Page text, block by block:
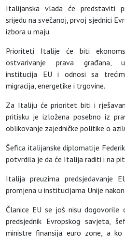
Italijanska vlada će predstaviti
srijedu na svečanoj, prvoj sjednici
izbora u maju.
Prioriteti Italije će biti
ostvarivanje prava građana,
institucija EU i odnosi sa
migracija, energetike i trgovine.
Za Italiju će prioritet biti i
pritisku je izložena posebno iz
oblikovanje zajedničke politike o
Šefica italijanske diplomatije
potvrdila je da će Italija raditi i na
Italija preuzima predsjedavanje
promjena u institucijama Unije
Članice EU se još nisu
predsjednik Evropskog savjeta,
ministre finansija euro zone, a